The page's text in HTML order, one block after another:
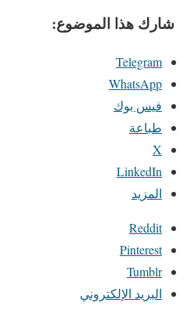
شارك هذا الموضوع:
Telegram
WhatsApp
فيس بوك
طباعة
X
LinkedIn
المزيد
Reddit
Pinterest
Tumblr
البريد الإلكتروني